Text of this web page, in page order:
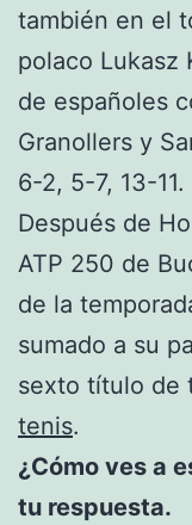
también en el
polaco Lukasz
de españoles
Granollers y
6-2, 5-7, 13-11.
Después de
ATP 250 de
de la
sumado a su
sexto título de
tenis.
¿Cómo ves a
tu respuesta.